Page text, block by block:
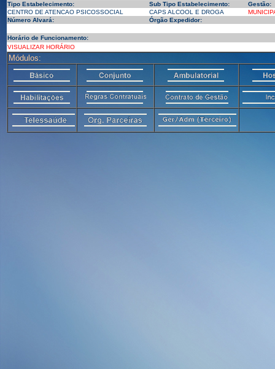
Tipo Estabelecimento:
Sub Tipo Estabelecimento:
Gestão:
CENTRO DE ATENCAO PSICOSSOCIAL
CAPS ALCOOL E DROGA
Número Alvará:
Órgão Expedidor:
Horário de Funcionamento:
VISUALIZAR HORÁRIO
Módulos: